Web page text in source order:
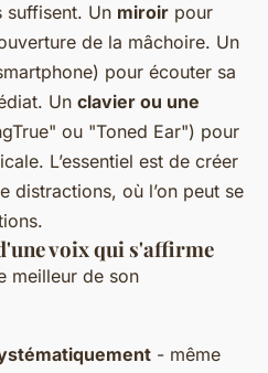
suffisent. Un miroir pour
de la mâchoire. Un
pour écouter sa
Un clavier ou une
ou "Toned Ear") pour
L’essentiel est de créer
distractions, où l’on peut se
voix qui s'affirme
meilleur de son
- même